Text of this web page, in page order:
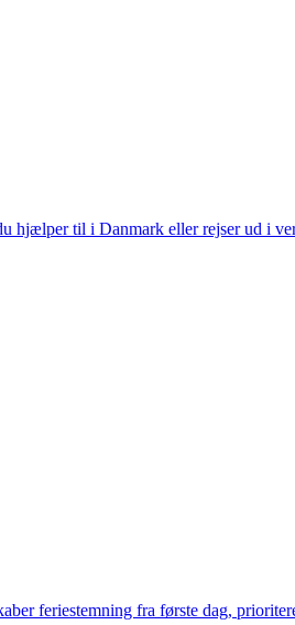
til i Danmark eller rejser ud i
feriestemning fra første dag,